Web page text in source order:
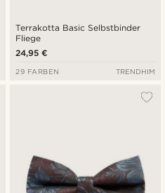
Terrakotta Basic Selbstbinder
Fliege
24,95 €
29 FARBEN TRENDHIM